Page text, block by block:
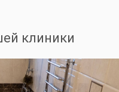
клиники